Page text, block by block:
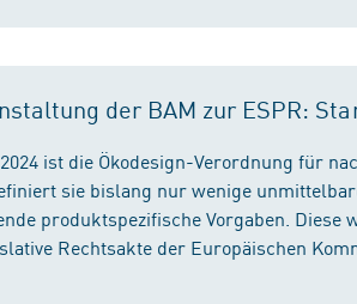
der BAM zur ESPR:
ist die Ökodesign-Verordnung für
sie bislang nur wenige
produktspezifische Vorgaben.
Rechtsakte der Europäischen